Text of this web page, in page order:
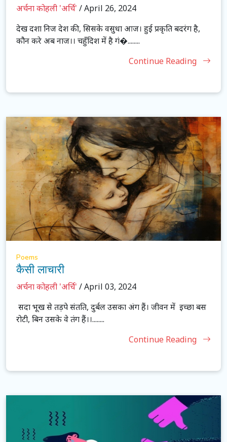
अर्चना कोहली 'अर्चि' / April 26, 2024
देख दशा निज देश की, सिसके वसुधा आज। हुई प्रकृति बदरंग है,
कौन करे अब नाज।। चहुँदिश में है गं�........
Continue Reading
Poems
कैसी लाचारी
अर्चना कोहली 'अर्चि' / April 03, 2024
सदा भूख से तड़पे संतति, दुर्बल उसका अंग हैं। जीवन में इच्छा बस
रोटी, बिन उसके वे तंग हैं।।........
Continue Reading